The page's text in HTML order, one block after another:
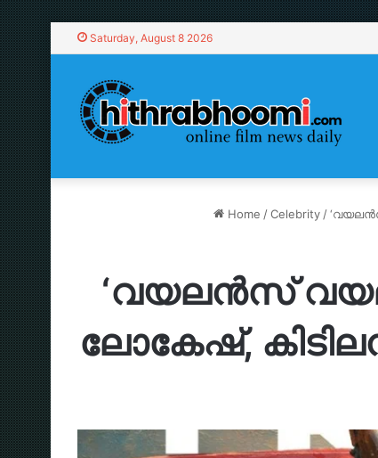
Saturday, August 8 2026
Home / Celebrity /
‘വയലൻസ്
ലോകേഷ്,